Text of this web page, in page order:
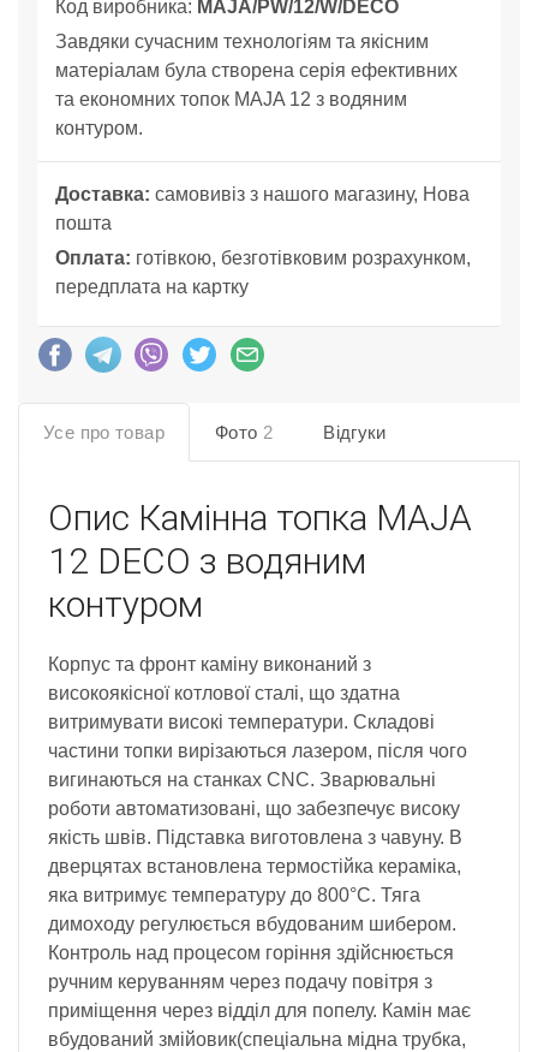
Код виробника: MAJA/PW/12/W/DECO
Завдяки сучасним технологіям та якісним
матеріалам була створена серія ефективних
та економних топок MAJA 12 з водяним
контуром.
Доставка: самовивіз з нашого магазину, Нова
пошта
Оплата: готівкою, безготівковим розрахунком,
передплата на картку
Усе про товар Фото 2 Відгуки
Опис Камінна топка MAJA
12 DECO з водяним
контуром
Корпус та фронт каміну виконаний з
високоякісної котлової сталі, що здатна
витримувати високі температури. Складові
частини топки вирізаються лазером, після чого
вигинаються на станках CNC. Зварювальні
роботи автоматизовані, що забезпечує високу
якість швів. Підставка виготовлена з чавуну. В
дверцятах встановлена термостійка кераміка,
яка витримує температуру до 800°C. Тяга
димоходу регулюється вбудованим шибером.
Контроль над процесом горіння здійснюється
ручним керуванням через подачу повітря з
приміщення через відділ для попелу. Камін має
вбудований змійовик(спеціальна мідна трубка,